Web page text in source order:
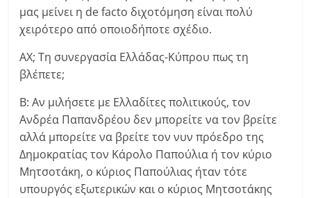
μας μείνει η de facto διχοτόμηση είναι πολύ
χειρότερο από οποιοδήποτε σχέδιο.
ΑΧ; Τη συνεργασία Ελλάδας-Κύπρου πως τη
βλέπετε;
Β: Αν μιλήσετε με Ελλαδίτες πολιτικούς, τον
Ανδρέα Παπανδρέου δεν μπορείτε να τον βρείτε
αλλά μπορείτε να βρείτε τον νυν πρόεδρο της
Δημοκρατίας τον Κάρολο Παπούλια ή τον κύριο
Μητσοτάκη, ο κύριος Παπούλιας ήταν τότε
υπουργός εξωτερικών και ο κύριος Μητσοτάκης